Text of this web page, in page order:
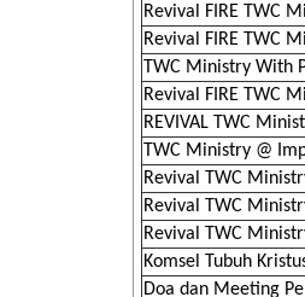
Revival FIRE TWC
Revival FIRE TWC
TWC Ministry With
Revival FIRE TWC
REVIVAL TWC
TWC Ministry @
Revival TWC
Revival TWC
Revival TWC
Komsel Tubuh
Doa dan Meeting